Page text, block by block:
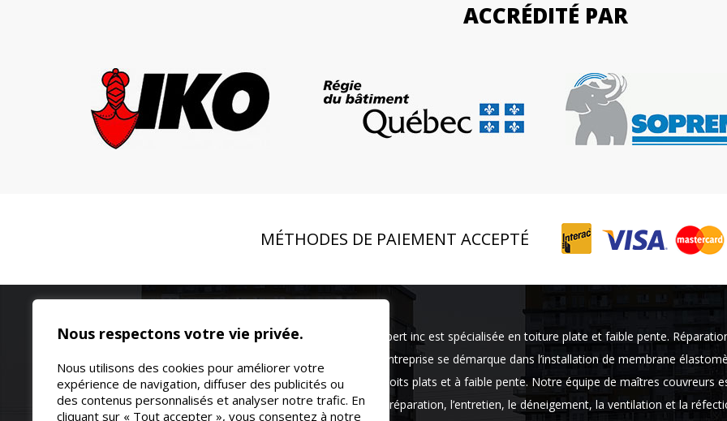
ACCRÉDITÉ PAR
MÉTHODES DE PAIEMENT ACCEPTÉ
Toiture Réparexpert inc est spécialisée en toiture plate et faible pente.
saisons. Notre entreprise se démarque dans l’installation de membrane
soudée sur des toits plats et à faible pente. Notre équipe de maîtres couvreurs
qualifiée dans la réparation, l’entretien, le déneigement, la ventilation et la
Nous respectons votre vie privée.
Nous utilisons des cookies pour améliorer votre
expérience de navigation, diffuser des publicités ou
des contenus personnalisés et analyser notre trafic. En
cliquant sur « Tout accepter », vous consentez à notre